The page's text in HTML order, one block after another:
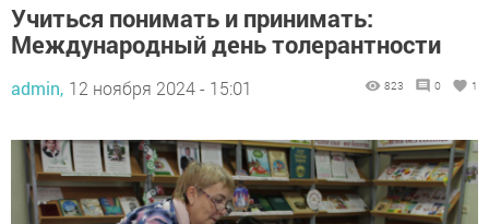
Учиться понимать и принимать:
Международный день толерантности
admin, 12 ноября 2024 - 15:01 823 0 1